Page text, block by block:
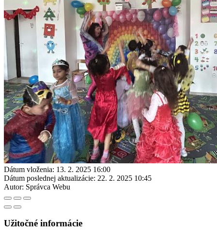
Dátum vloženia: 13. 2. 2025 16:00
Dátum poslednej aktualizácie: 22. 2. 2025 10:45
Autor: Správca Webu
Užitočné informácie